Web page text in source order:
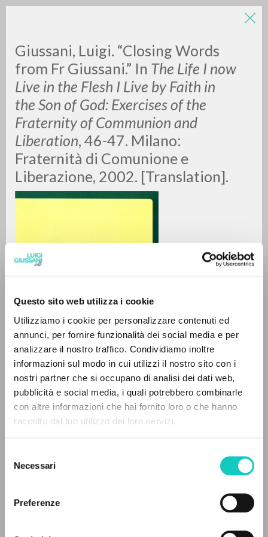
Questo sito web utilizza i cookie
Utilizziamo i cookie per personalizzare contenuti ed
annunci, per fornire funzionalità dei social media e per
analizzare il nostro traffico. Condividiamo inoltre
informazioni sul modo in cui utilizzi il nostro sito con i
nostri partner che si occupano di analisi dei dati web,
pubblicità e social media, i quali potrebbero combinarle
con altre informazioni che hai fornito loro o che hanno
raccolto dal tuo utilizzo dei loro servizi.
delNecessari
Preferenze
Giussani, Luigi. “Closing Words
from Fr Giussani.” In The Life I now
Live in the Flesh I Live by Faith in
the Son of God: Exercises of the
Fraternity of Communion and
Liberation, 46-47. Milano:
Fraternità di Comunione e
Liberazione, 2002. [Translation].
Scott Susan
Fraternità di Comunione e Liberazione
LUIGI
GIUSSANI
scritti
0RESULTS FOUND
MORE RESULTS